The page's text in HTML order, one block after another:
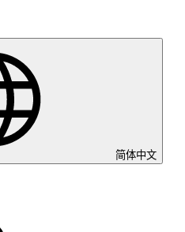
简体中文